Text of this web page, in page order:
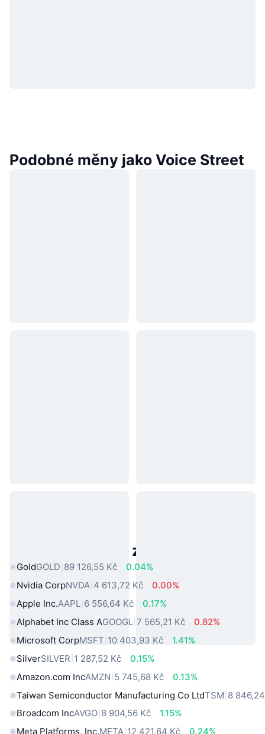
Podobné měny jako Voice Street
Populární aktiva z reálného světa
GoldGOLD 89 126,55 Kč
0.04%
Nvidia CorpNVDA 4 613,72 Kč
0.00%
Apple Inc.AAPL 6 556,64 Kč
0.17%
Alphabet Inc Class AGOOGL 7 565,21 Kč
0.82%
Microsoft CorpMSFT 10 403,93 Kč
1.41%
SilverSILVER 1 287,52 Kč
0.15%
Amazon.com IncAMZN 5 745,68 Kč
0.13%
Taiwan Semiconductor Manufacturing Co LtdTSM 8
Broadcom IncAVGO 8 904,56 Kč
1.15%
Meta Platforms, Inc.META 12 421,64 Kč
0.24%